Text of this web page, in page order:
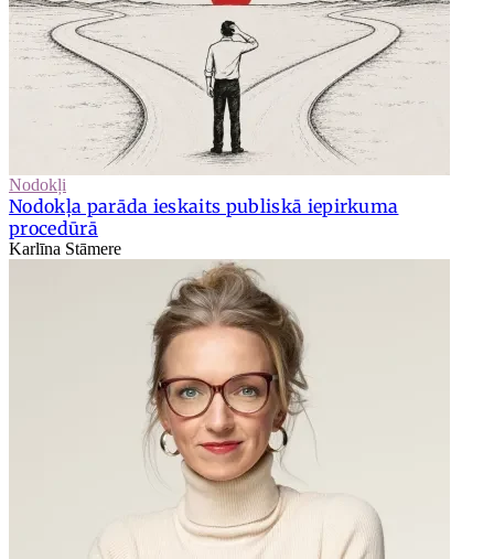
Nodokļi
Nodokļa parāda ieskaits publiskā iepirkuma
procedūrā
Karlīna Stāmere